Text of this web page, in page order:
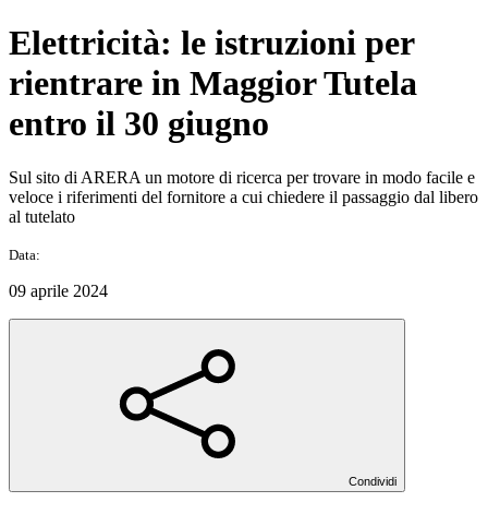
Elettricità: le istruzioni per
rientrare in Maggior Tutela
entro il 30 giugno
Sul sito di ARERA un motore di ricerca per trovare in modo facile e
veloce i riferimenti del fornitore a cui chiedere il passaggio dal libero
al tutelato
Data:
09 aprile 2024
Condividi